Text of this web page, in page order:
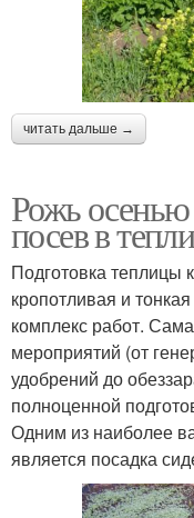
читать дальше →
Рожь
посев в
Подготовка теплицы
кропотливая и
комплекс работ.
мероприятий (от
удобрений до
полноценной
Одним из наиболее
является посадка